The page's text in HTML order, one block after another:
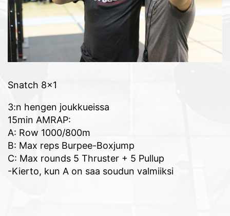
Snatch 8×1
3:n hengen joukkueissa
15min AMRAP:
A: Row 1000/800m
B: Max reps Burpee-Boxjump
C: Max rounds 5 Thruster + 5 Pullup
-Kierto, kun A on saa soudun valmiiksi